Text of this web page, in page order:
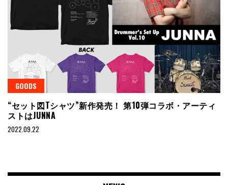
GOODS
“セット図Tシャツ”新作発売！ 第10弾コラボ・アーティ
ストはJUNNA
2022.09.22